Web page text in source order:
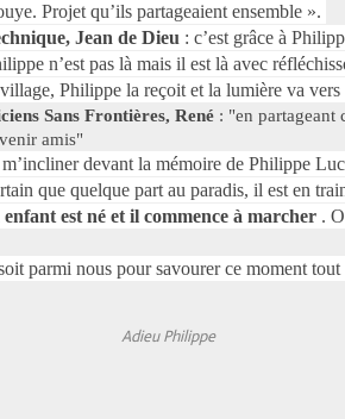
Projet qu’ils partageaient ensemble ».
Jean de Dieu : c’est grâce à
n’est pas là mais il est là avec
Philippe la reçoit et la lumière va
Sans Frontières, René : "en partageant
amis"
devant la mémoire de Philippe
que quelque part au paradis, il est en
est né et il commence à marcher .
parmi nous pour savourer ce moment
Adieu Philippe